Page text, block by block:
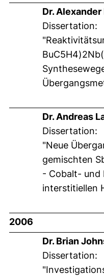
Dr. Alexander
Dissertation:
Dr. Andreas
Dissertation:
"Neue
gemischten
- Cobalt- und
interstitiellen
2006
Dr. Brian
Dissertation: